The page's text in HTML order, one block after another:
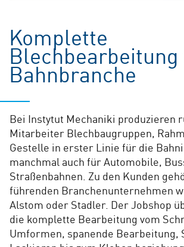
Komplette
Bahnbranche
Bei Instytut Mechaniki produzieren
Mitarbeiter Blechbaugruppen,
Gestelle in erster Linie für die
manchmal auch für Automobile,
Straßenbahnen. Zu den Kunden
führenden Branchenunternehmen
Alstom oder Stadler. Der Jobshop
die komplette Bearbeitung vom
Umformen, spanende Bearbeitung,